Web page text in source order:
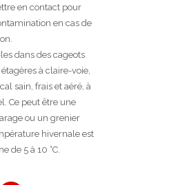
en contact pour
en cas de
dans des cageots
à claire-voie,
sain, frais et aéré, à
Ce peut être une
ou un grenier
hivernale est
de 5 à 10 °C.